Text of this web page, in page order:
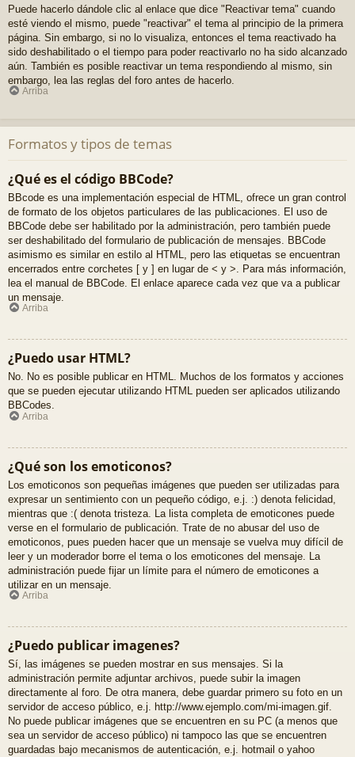
Puede hacerlo dándole clic al enlace que dice "Reactivar tema" cuando
esté viendo el mismo, puede "reactivar" el tema al principio de la primera
página. Sin embargo, si no lo visualiza, entonces el tema reactivado ha
sido deshabilitado o el tiempo para poder reactivarlo no ha sido alcanzado
aún. También es posible reactivar un tema respondiendo al mismo, sin
embargo, lea las reglas del foro antes de hacerlo.
Arriba
Formatos y tipos de temas
¿Qué es el código BBCode?
BBcode es una implementación especial de HTML, ofrece un gran control
de formato de los objetos particulares de las publicaciones. El uso de
BBCode debe ser habilitado por la administración, pero también puede
ser deshabilitado del formulario de publicación de mensajes. BBCode
asimismo es similar en estilo al HTML, pero las etiquetas se encuentran
encerrados entre corchetes [ y ] en lugar de < y >. Para más información,
lea el manual de BBCode. El enlace aparece cada vez que va a publicar
un mensaje.
Arriba
¿Puedo usar HTML?
No. No es posible publicar en HTML. Muchos de los formatos y acciones
que se pueden ejecutar utilizando HTML pueden ser aplicados utilizando
BBCodes.
Arriba
¿Qué son los emoticonos?
Los emoticonos son pequeñas imágenes que pueden ser utilizadas para
expresar un sentimiento con un pequeño código, e.j. :) denota felicidad,
mientras que :( denota tristeza. La lista completa de emoticones puede
verse en el formulario de publicación. Trate de no abusar del uso de
emoticonos, pues pueden hacer que un mensaje se vuelva muy difícil de
leer y un moderador borre el tema o los emoticones del mensaje. La
administración puede fijar un límite para el número de emoticones a
utilizar en un mensaje.
Arriba
¿Puedo publicar imagenes?
Sí, las imágenes se pueden mostrar en sus mensajes. Si la
administración permite adjuntar archivos, puede subir la imagen
directamente al foro. De otra manera, debe guardar primero su foto en un
servidor de acceso público, e.j. http://www.ejemplo.com/mi-imagen.gif.
No puede publicar imágenes que se encuentren en su PC (a menos que
sea un servidor de acceso público) ni tampoco las que se encuentren
guardadas bajo mecanismos de autenticación, e.j. hotmail o yahoo